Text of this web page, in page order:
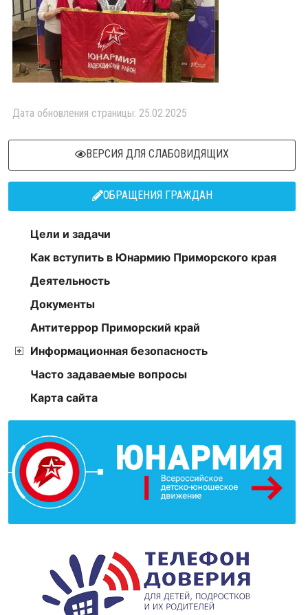
Дата обновления страницы: 25.02.2025
ВЕРСИЯ ДЛЯ СЛАБОВИДЯЩИХ
ОБРАЩЕНИЯ ГРАЖДАН
Цели и задачи
Как вступить в Юнармию Приморского края
Деятельность
Документы
Антитеррор Приморский край
Информационная безопасность
Часто задаваемые вопросы
Карта сайта